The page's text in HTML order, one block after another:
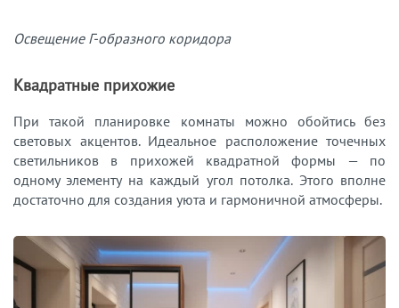
Освещение Г-образного коридора
Квадратные прихожие
При такой планировке комнаты можно обойтись без
световых акцентов. Идеальное расположение точечных
светильников в прихожей квадратной формы — по
одному элементу на каждый угол потолка. Этого вполне
достаточно для создания уюта и гармоничной атмосферы.